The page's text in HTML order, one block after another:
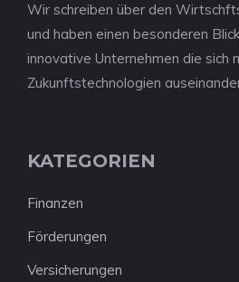
Wir schreiben über den
und haben einen besonderen
innovative Unternehmen die sich
Zukunftstechnologien
KATEGORIEN
Finanzen
Förderungen
Versicherungen